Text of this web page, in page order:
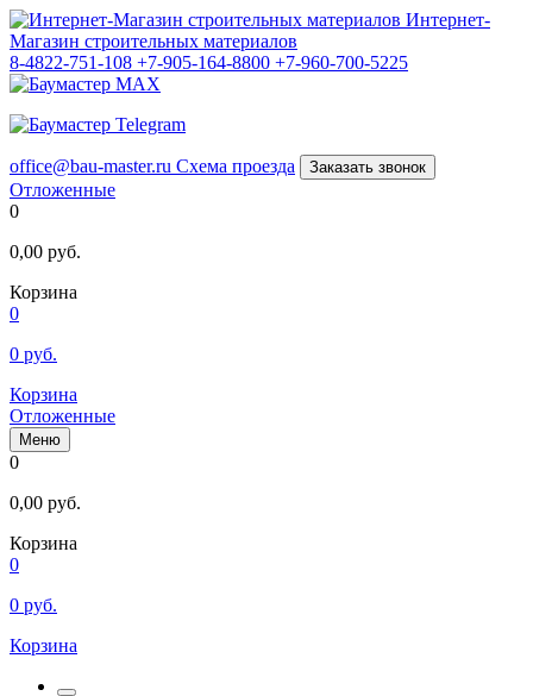
Интернет-
Магазин строительных материалов
8-4822-751-108 +7-905-164-8800 +7-960-700-5225
office@bau-master.ru Схема проезда Заказать звонок
Отложенные
0
0,00 руб.
Корзина
0
0 руб.
Корзина
Отложенные
Меню
0
0,00 руб.
Корзина
0
0 руб.
Корзина